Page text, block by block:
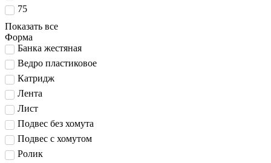
75
Показать все
Форма
Банка жестяная
Ведро пластиковое
Катридж
Лента
Лист
Подвес без хомута
Подвес с хомутом
Ролик